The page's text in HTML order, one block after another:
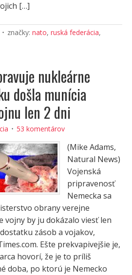
[…]
značky: nato, ruská federácia,
nukleárne
došla munícia
len 2 dni
53 komentárov
(Mike Adams,
Natural News)
Vojenská
pripravenosť
Nemecka sa
obrany verejne
vojny by ju dokázalo viesť len
zásob a vojakov,
Ešte prekvapivejšie je,
hovorí, že je to príliš
doba, po ktorú je Nemecko